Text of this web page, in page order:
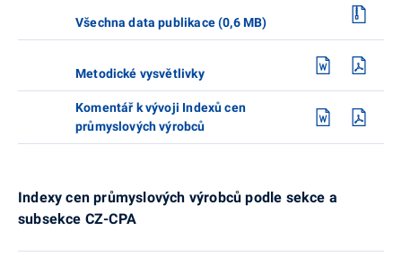
Všechna data publikace (0,6 MB)
Metodické vysvětlivky
Komentář k vývoji Indexů cen
průmyslových výrobců
Indexy cen průmyslových výrobců podle sekce a
subsekce CZ-CPA